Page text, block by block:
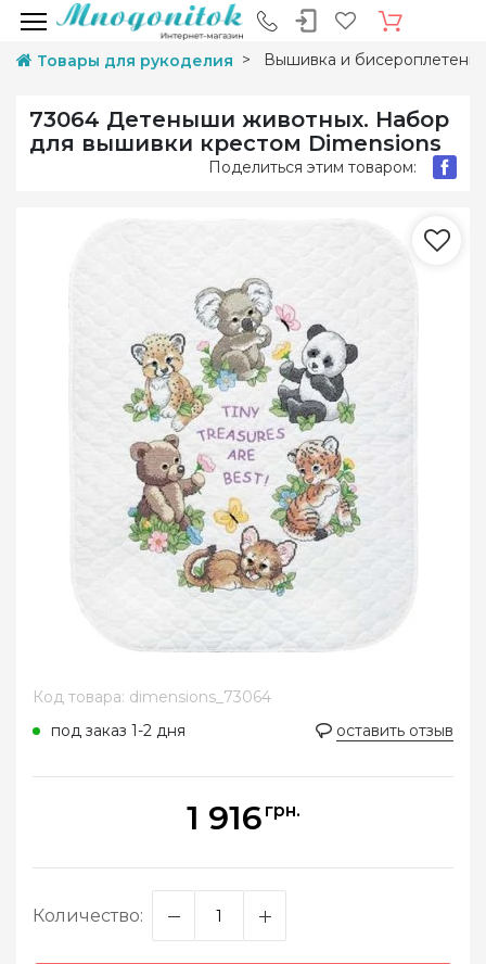
Товары для рукоделия Вышивка и
73064 Детеныши животных. Набор
для вышивки крестом Dimensions
Поделиться этим товаром:
Код товара: dimensions_73064
под заказ 1-2 дня
оставить отзыв
1 916 грн.
Количество: